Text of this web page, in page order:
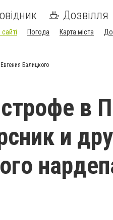
Дозвілля
Погода Карта міста
Балицкого
в
и